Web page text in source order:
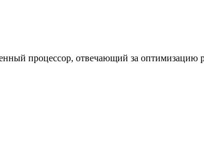
процессор, отвечающий за оптимизацию